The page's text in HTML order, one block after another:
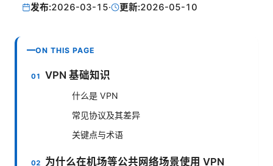
发布:2026-03-15· 更新:2026-05-10
ON THIS PAGE
VPN 基础知识
什么是 VPN
常见协议及其差异
关键点与术语
为什么在机场等公共网络场景使用 VPN